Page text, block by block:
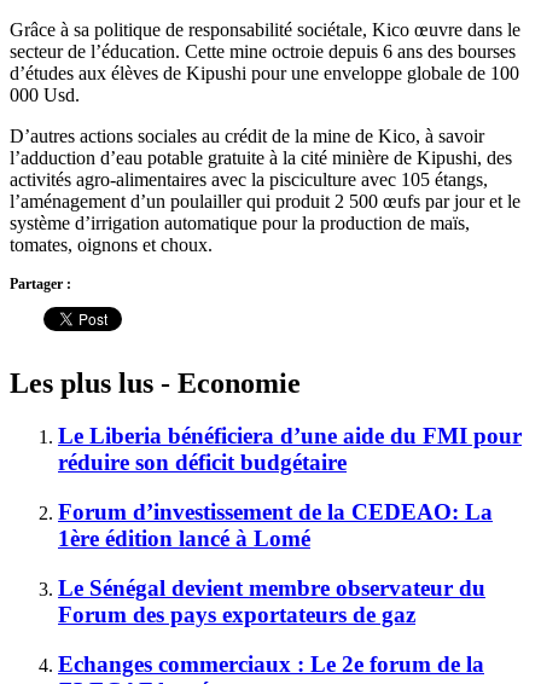
Grâce à sa politique de responsabilité sociétale, Kico œuvre dans le
secteur de l’éducation. Cette mine octroie depuis 6 ans des bourses
d’études aux élèves de Kipushi pour une enveloppe globale de 100
000 Usd.
D’autres actions sociales au crédit de la mine de Kico, à savoir
l’adduction d’eau potable gratuite à la cité minière de Kipushi, des
activités agro-alimentaires avec la pisciculture avec 105 étangs,
l’aménagement d’un poulailler qui produit 2 500 œufs par jour et le
système d’irrigation automatique pour la production de maïs,
tomates, oignons et choux.
Partager :
Les plus lus - Economie
Le Liberia bénéficiera d’une aide du FMI pour
réduire son déficit budgétaire
Forum d’investissement de la CEDEAO: La
1ère édition lancé à Lomé
Le Sénégal devient membre observateur du
Forum des pays exportateurs de gaz
Echanges commerciaux : Le 2e forum de la